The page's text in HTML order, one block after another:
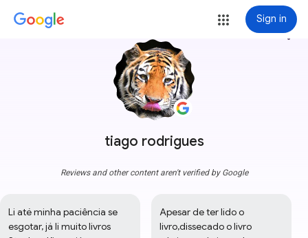
Sign in
tiago rodrigues
more_vert
Reviews and other content aren't verified by Google
Li até minha paciência se
esgotar, já li muito livros
Apesar de ter lido o
livro,dissecado o livro